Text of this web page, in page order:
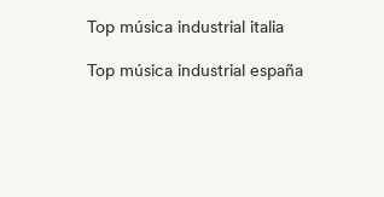
Top música industrial italia
Top música industrial españa